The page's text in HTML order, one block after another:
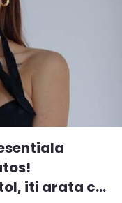
iti arata c...